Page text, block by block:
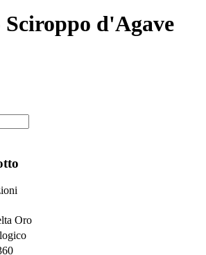
Sciroppo d'Agave
Oro